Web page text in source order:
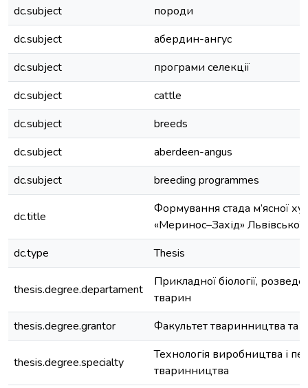
dc.subject
породи
dc.subject
абердин-ангус
dc.subject
програми селекції
dc.subject
cattle
dc.subject
breeds
dc.subject
aberdeen-angus
dc.subject
breeding programmes
dc.title
Формування стада м’ясної
«Меринос–Захід» Львівської
dc.type
Thesis
thesis.degree.departament
Прикладної біології,
тварин
thesis.degree.grantor
Факультет тваринництва та
thesis.degree.specialty
Технологія виробництва і
тваринництва